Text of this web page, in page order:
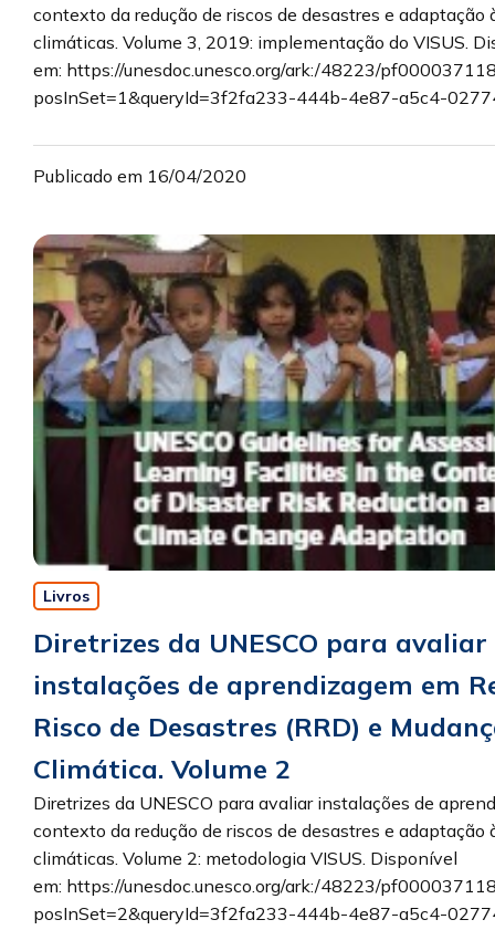
contexto da redução de riscos de desastres e adaptação
climáticas. Volume 3, 2019: implementação do VISUS.
em: https://unesdoc.unesco.org/ark:/48223/
posInSet=1&queryId=3f2fa233-444b-4e87-a5c4-
Publicado em 16/04/2020
Livros
Diretrizes da UNESCO para avaliar
instalações de aprendizagem em
Risco de Desastres (RRD) e
Climática. Volume 2
Diretrizes da UNESCO para avaliar instalações de
contexto da redução de riscos de desastres e adaptação
climáticas. Volume 2: metodologia VISUS. Disponível
em: https://unesdoc.unesco.org/ark:/48223/
posInSet=2&queryId=3f2fa233-444b-4e87-a5c4-